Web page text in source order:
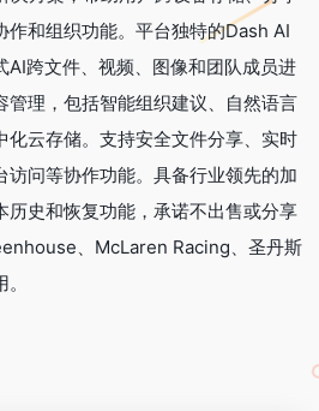
作和组织功能。平台独特的Dash AI
AI跨文件、视频、图像和团队成员进
管理，包括智能组织建议、自然语言
化云存储。支持安全文件分享、实时
访问等协作功能。具备行业领先的加
历史和恢复功能，承诺不出售或分享
、McLaren Racing、圣丹斯